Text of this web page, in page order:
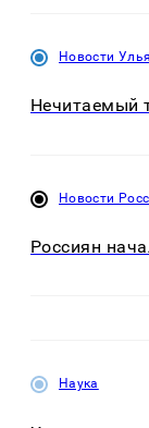
Новости
Нечитаемый
Новости
Россиян
Наука